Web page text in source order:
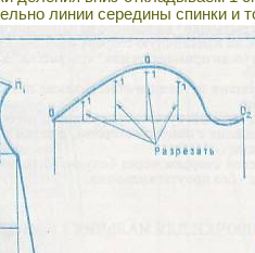
линии середины спинки и